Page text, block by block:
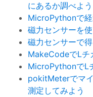
にあるか調べよう
MicroPythonで経
磁力センサーを
磁力センサーで
MakeCodeでLチ
MicroPythonでL
pokitMeterでマ
測定してみよう